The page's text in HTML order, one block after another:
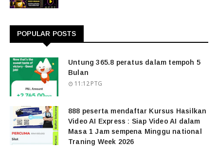
POPULAR POSTS
Untung 365.8 peratus dalam tempoh 5
Bulan
11:12 PTG
888 peserta mendaftar Kursus Hasilkan
Video AI Express : Siap Video AI dalam
Masa 1 Jam sempena Minggu national
Traning Week 2026